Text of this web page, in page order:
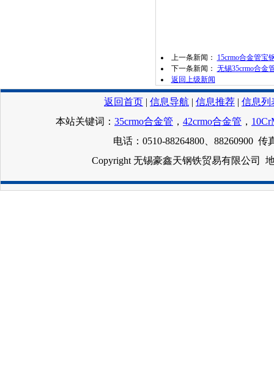
上一条新闻：
15crmo合金管宝
下一条新闻： 无锡35crmo合金
返回上级新闻
返回首页 | 信息导航 | 信息推荐 | 信息列
本站关键词： 35crmo合金管 ， 42crmo合金管 ，
电话：0510-88264800、88260900 传
Copyright 无锡豪鑫天钢铁贸易有限公司